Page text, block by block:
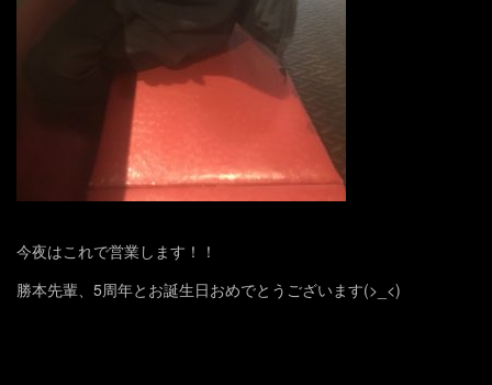
今夜はこれで営業します！！
勝本先輩、5周年とお誕生日おめでとうございます(>_<)